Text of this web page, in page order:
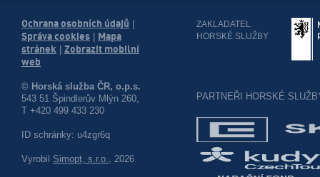
Ochrana osobních údajů
Správa cookies
Mapa
stránek
Zobrazit mobilní
web
© Horská služba ČR, o.p.s.
543 51 Špindlerův Mlýn 260,
T +420 499 433 230
ID schránky: u4zgr6q
Vyrobil Simopt, s.r.o., 2026
ZAKLADATEL
HORSKÉ SLUŽBY
PARTNEŘI HORSKÉ